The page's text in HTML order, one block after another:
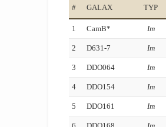
# GALAX TYP
1 CamB* Im
2 D631-7 Im
3 DDO064 Im
4 DDO154 Im
5 DDO161 Im